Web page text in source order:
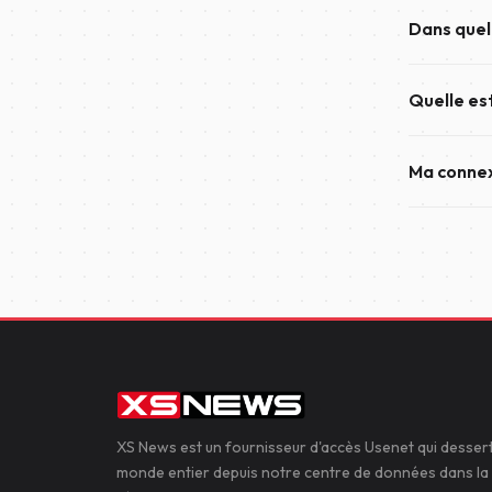
groupes
Dans
Quelle
Tous les
Ma
XS News est un fournisseur d'accès Usenet qui
monde entier depuis notre centre de données dans la